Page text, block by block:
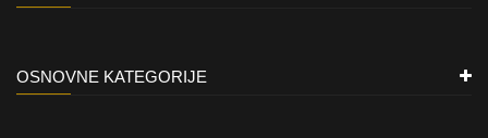
OSNOVNE KATEGORIJE